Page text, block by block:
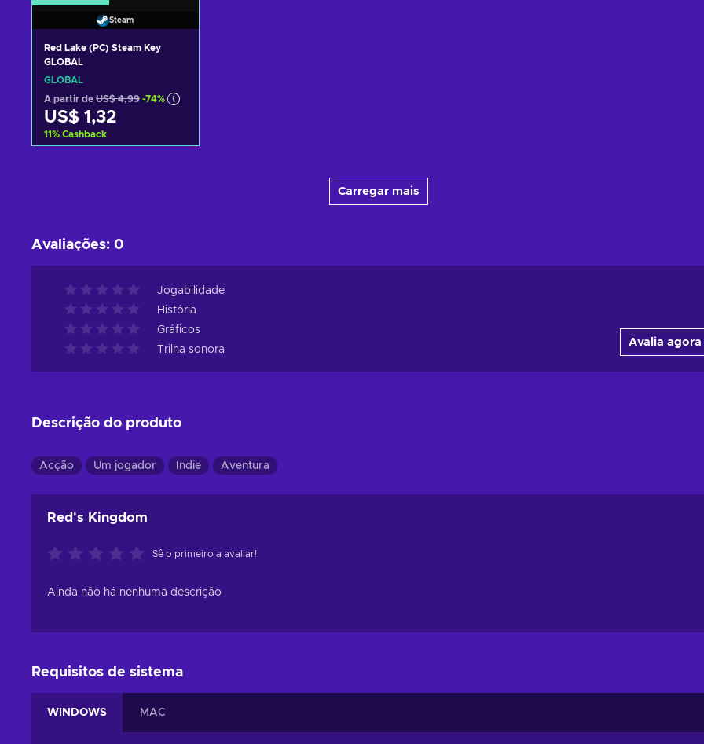
Steam
Red Lake (PC) Steam Key
GLOBAL
GLOBAL
A partir de US$ 4,99 -74%
US$ 1,32
11% Cashback
Carregar mais
Avaliações: 0
Jogabilidade
História
Gráficos
Trilha sonora
Avalia agora
Descrição do produto
Acção Um jogador Indie Aventura
Red's Kingdom
Sê o primeiro a avaliar!
Ainda não há nenhuma descrição
Requisitos de sistema
WINDOWS MAC